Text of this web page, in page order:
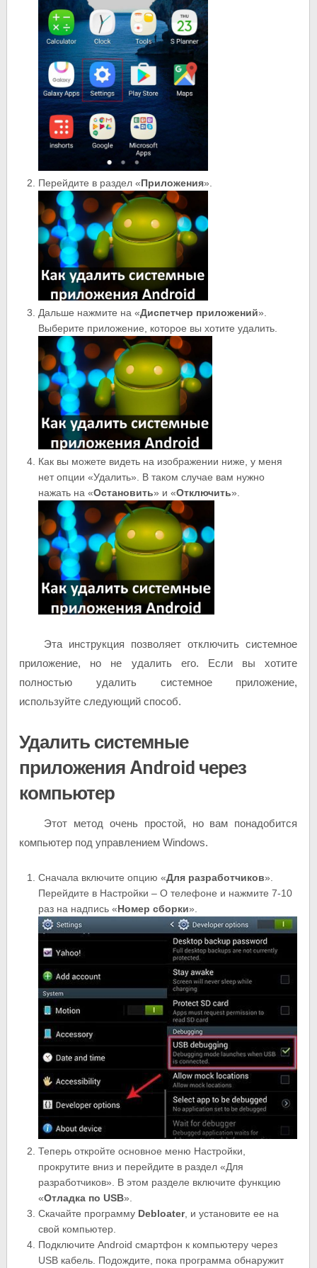
Перейдите в раздел «Приложения».
Дальше нажмите на «Диспетчер приложений».
Выберите приложение, которое вы хотите удалить.
Как вы можете видеть на изображении ниже, у меня
нет опции «Удалить». В таком случае вам нужно
нажать на «Остановить» и «Отключить».
Эта инструкция позволяет отключить системное
приложение, но не удалить его. Если вы хотите
полностью удалить системное приложение,
используйте следующий способ.
Удалить системные
приложения Android через
компьютер
Этот метод очень простой, но вам понадобится
компьютер под управлением Windows.
Сначала включите опцию «Для разработчиков».
Перейдите в Настройки – О телефоне и нажмите 7-10
раз на надпись «Номер сборки».
Теперь откройте основное меню Настройки,
прокрутите вниз и перейдите в раздел «Для
разработчиков». В этом разделе включите функцию
«Отладка по USB».
Скачайте программу Debloater, и установите ее на
свой компьютер.
Подключите Android смартфон к компьютеру через
USB кабель. Подождите, пока программа обнаружит